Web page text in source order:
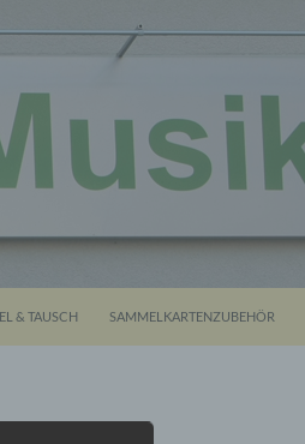
& TAUSCH SAMMELKARTENZUBEHÖR